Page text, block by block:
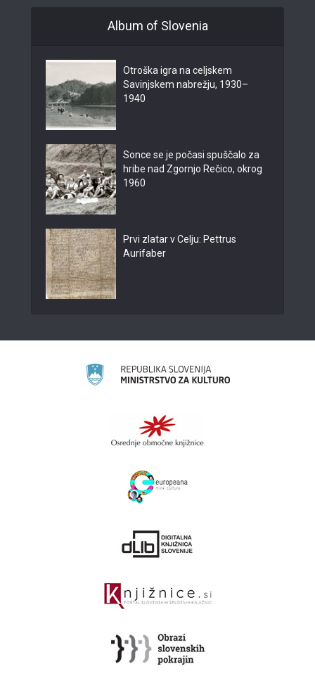
Album of Slovenia
Otroška igra na celjskem
Savinjskem nabrežju, 1930–
1940
Sonce se je počasi spuščalo za
hribe nad Zgornjo Rečico, okrog
1960
Prvi zlatar v Celju: Pettrus
Aurifaber